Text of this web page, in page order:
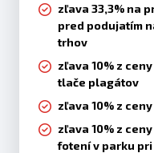
zľava 33,3% na
pred podujatím
trhov
zľava 10% z
tlače plagátov
zľava 10% z
zľava 10% z
fotení v parku